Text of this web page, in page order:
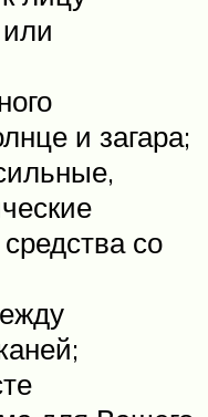
и загара;
со